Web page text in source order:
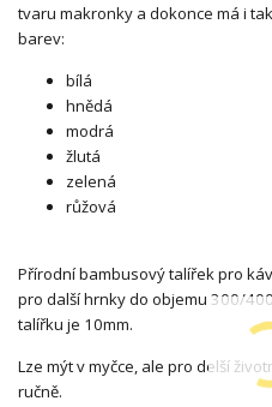
tvaru makronky a dokonce má i
barev:
bílá
hnědá
modrá
žlutá
zelená
růžová
Přírodní bambusový talířek pro
pro další hrnky do objemu 300/
talířku je 10mm.
Lze mýt v myčce, ale pro delší
ručně.